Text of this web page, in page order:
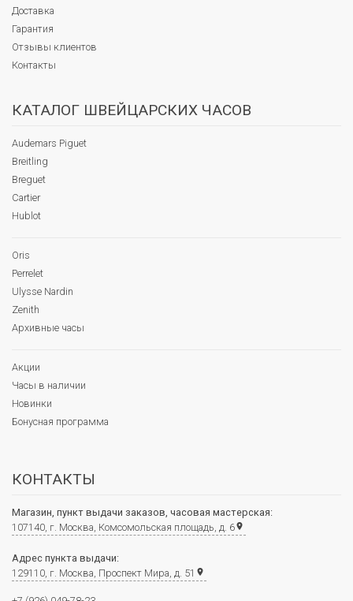
Доставка
Гарантия
Отзывы клиентов
Контакты
КАТАЛОГ ШВЕЙЦАРСКИХ ЧАСОВ
Audemars Piguet
Breitling
Breguet
Cartier
Hublot
Oris
Perrelet
Ulysse Nardin
Zenith
Архивные часы
Акции
Часы в наличии
Новинки
Бонусная программа
КОНТАКТЫ
Магазин, пункт выдачи заказов, часовая мастерская:
107140, г. Москва, Комсомольская площадь, д. 6place
Адрес пункта выдачи:
129110, г. Москва, Проспект Мира, д. 51 place